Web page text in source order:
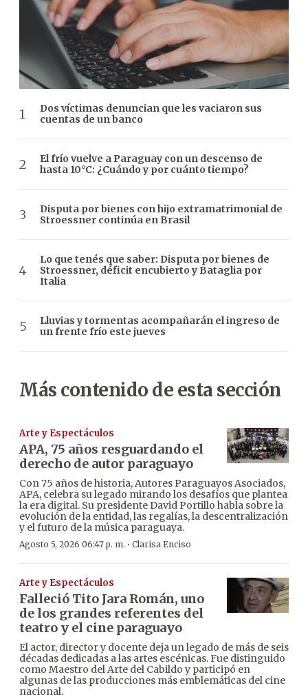
Dos víctimas denuncian que les vaciaron sus
cuentas de un banco
El frío vuelve a Paraguay con un descenso de
hasta 10°C: ¿Cuándo y por cuánto tiempo?
Disputa por bienes con hijo extramatrimonial de
Stroessner continúa en Brasil
Lo que tenés que saber: Disputa por bienes de
Stroessner, déficit encubierto y Bataglia por
Italia
Lluvias y tormentas acompañarán el ingreso de
un frente frío este jueves
Más contenido de esta sección
Arte y Espectáculos
APA, 75 años resguardando el
derecho de autor paraguayo
Con 75 años de historia, Autores Paraguayos Asociados,
APA, celebra su legado mirando los desafíos que plantea
la era digital. Su presidente David Portillo habla sobre la
evolución de la entidad, las regalías, la descentralización
y el futuro de la música paraguaya.
Agosto 5, 2026 06:47 p. m. · Clarisa Enciso
Arte y Espectáculos
Falleció Tito Jara Román, uno
de los grandes referentes del
teatro y el cine paraguayo
El actor, director y docente deja un legado de más de seis
décadas dedicadas a las artes escénicas. Fue distinguido
como Maestro del Arte del Cabildo y participó en
algunas de las producciones más emblemáticas del cine
nacional.